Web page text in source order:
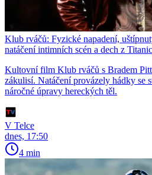
Klub rváčů: Fyzické napadení,
natáčení intimních scén a dech z
Kultovní film Klub rváčů s Bradem
zákulisí. Natáčení provázely hádky se
náročné úpravy hereckých těl.
V Telce
dnes, 17:50
4 min